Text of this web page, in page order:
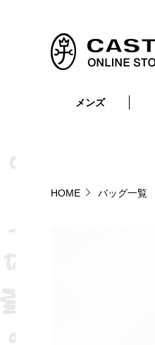
メンズ
HOME バッグ一覧